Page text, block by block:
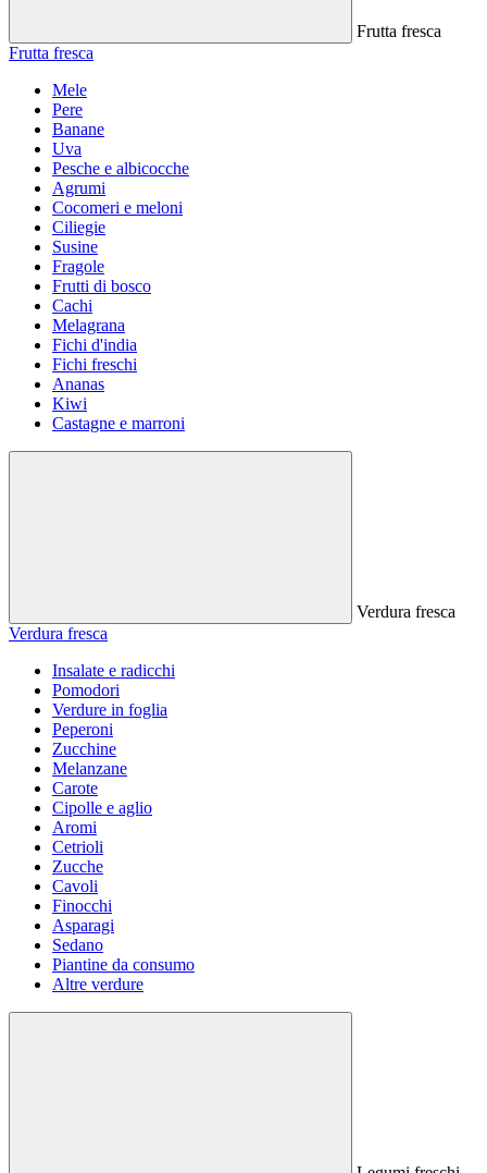
Frutta fresca
Frutta fresca
Mele
Pere
Banane
Uva
Pesche e albicocche
Agrumi
Cocomeri e meloni
Ciliegie
Susine
Fragole
Frutti di bosco
Cachi
Melagrana
Fichi d'india
Fichi freschi
Ananas
Kiwi
Castagne e marroni
Verdura fresca
Verdura fresca
Insalate e radicchi
Pomodori
Verdure in foglia
Peperoni
Zucchine
Melanzane
Carote
Cipolle e aglio
Aromi
Cetrioli
Zucche
Cavoli
Finocchi
Asparagi
Sedano
Piantine da consumo
Altre verdure